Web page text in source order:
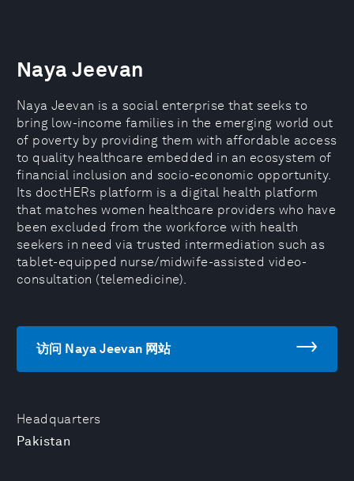
Headquarters
Pakistan
Naya Jeevan
Naya Jeevan is a social enterprise that seeks to
bring low-income families in the emerging world out
of poverty by providing them with affordable access
to quality healthcare embedded in an ecosystem of
financial inclusion and socio-economic opportunity.
Its doctHERs platform is a digital health platform
that matches women healthcare providers who have
been excluded from the workforce with health
seekers in need via trusted intermediation such as
tablet-equipped nurse/midwife-assisted video-
consultation (telemedicine).
访问 Naya Jeevan 网站